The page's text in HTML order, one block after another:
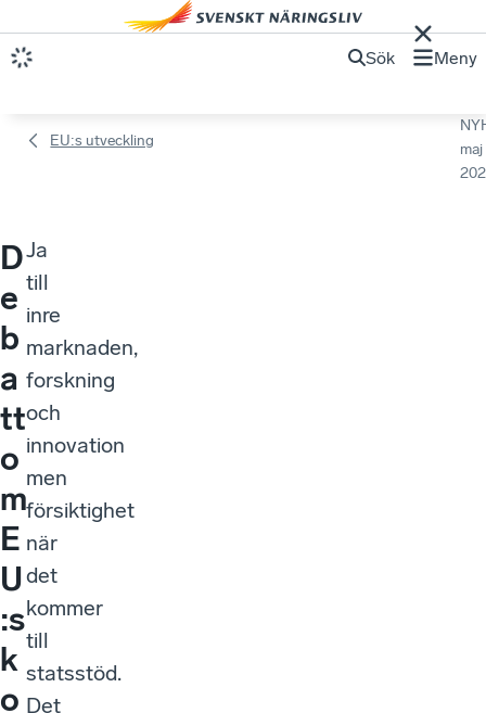
Sök Meny
EU:s utveckling
maj
D
e
b
a
tt
o
m
E
U
:s
k
o
Ja
till
inre
marknaden,
forskning
och
innovation
men
försiktighet
när
det
kommer
till
statsstöd.
Det